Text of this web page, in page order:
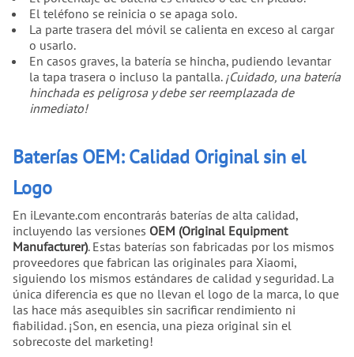
El teléfono se reinicia o se apaga solo.
La parte trasera del móvil se calienta en exceso al cargar
o usarlo.
En casos graves, la batería se hincha, pudiendo levantar
la tapa trasera o incluso la pantalla. ¡Cuidado, una batería
hinchada es peligrosa y debe ser reemplazada de
inmediato!
Baterías OEM: Calidad Original sin el
Logo
En iLevante.com encontrarás baterías de alta calidad,
incluyendo las versiones OEM (Original Equipment
Manufacturer). Estas baterías son fabricadas por los mismos
proveedores que fabrican las originales para Xiaomi,
siguiendo los mismos estándares de calidad y seguridad. La
única diferencia es que no llevan el logo de la marca, lo que
las hace más asequibles sin sacrificar rendimiento ni
fiabilidad. ¡Son, en esencia, una pieza original sin el
sobrecoste del marketing!